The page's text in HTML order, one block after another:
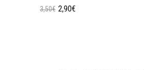
3,50€ 2,90€